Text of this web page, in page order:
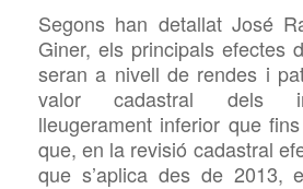
Segons han detallat José
Giner, els principals efectes
seran a nivell de rendes i
valor cadastral dels
lleugerament inferior que
que, en la revisió cadastral
que s’aplica des de 2013,